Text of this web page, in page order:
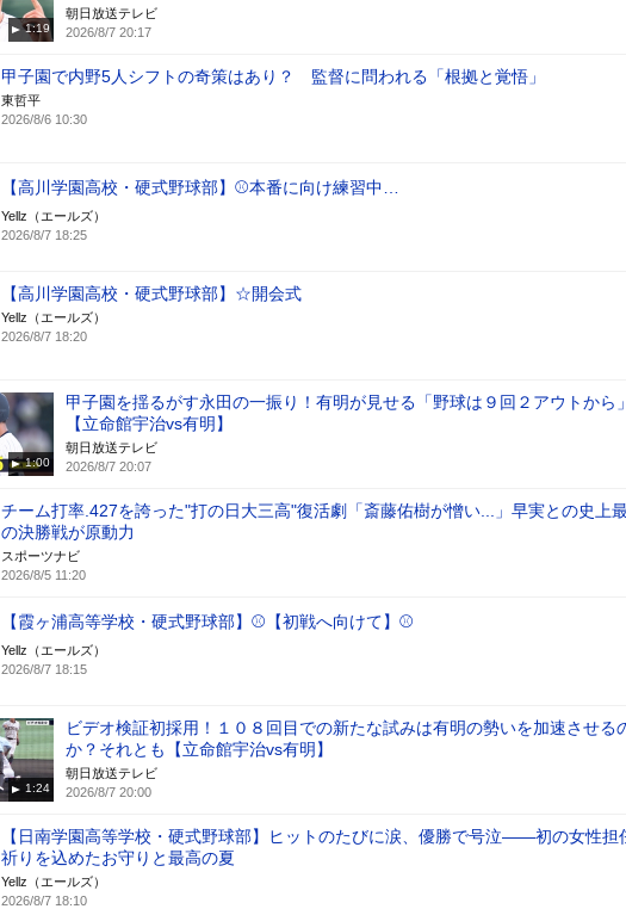
1:19
朝日放送テレビ
2026/8/7 20:17
甲子園で内野5人シフトの奇策はあり？ 監督に問われる「根拠と覚悟」
東哲平
2026/8/6 10:30
【高川学園高校・硬式野球部】⚾本番に向け練習中…
Yellz（エールズ）
2026/8/7 18:25
【高川学園高校・硬式野球部】☆開会式
Yellz（エールズ）
2026/8/7 18:20
1:00
甲子園を揺るがす永田の一振り！有明が見せる「野球は９回２アウトから
【立命館宇治vs有明】
朝日放送テレビ
2026/8/7 20:07
チーム打率.427を誇った"打の日大三高"復活劇「斎藤佑樹が憎い...」早実との史上
の決勝戦が原動力
スポーツナビ
2026/8/5 11:20
【霞ヶ浦高等学校・硬式野球部】⚾【初戦へ向けて】⚾
Yellz（エールズ）
2026/8/7 18:15
1:24
ビデオ検証初採用！１０８回目での新たな試みは有明の勢いを加速させる
か？それとも【立命館宇治vs有明】
朝日放送テレビ
2026/8/7 20:00
【日南学園高等学校・硬式野球部】ヒットのたびに涙、優勝で号泣――初の女性担
祈りを込めたお守りと最高の夏
Yellz（エールズ）
2026/8/7 18:10